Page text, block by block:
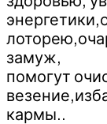
замуж,
помогут
кармы..